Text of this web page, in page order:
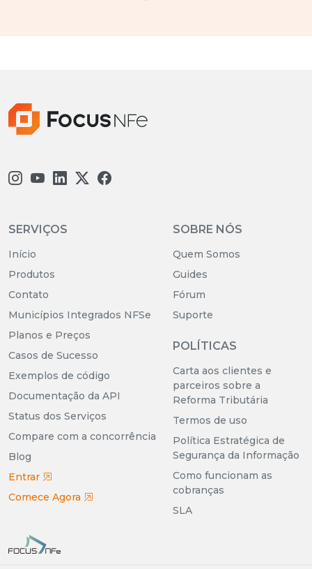
SERVIÇOS
Início
Produtos
Contato
Municípios Integrados NFSe
Planos e Preços
Casos de Sucesso
Exemplos de código
Documentação da API
Status dos Serviços
Compare com a concorrência
Blog
Entrar
Comece Agora
SOBRE NÓS
Quem Somos
Guides
Fórum
Suporte
POLÍTICAS
Carta aos clientes e
parceiros sobre a
Reforma Tributária
Termos de uso
Política Estratégica de
Segurança da Informação
Como funcionam as
cobranças
SLA